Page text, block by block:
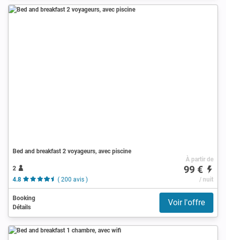
Bed and breakfast 2 voyageurs, avec piscine
2
4.8
( 200 avis )
À partir de
99 €
/ nuit
Booking
Détails
Voir l'offre